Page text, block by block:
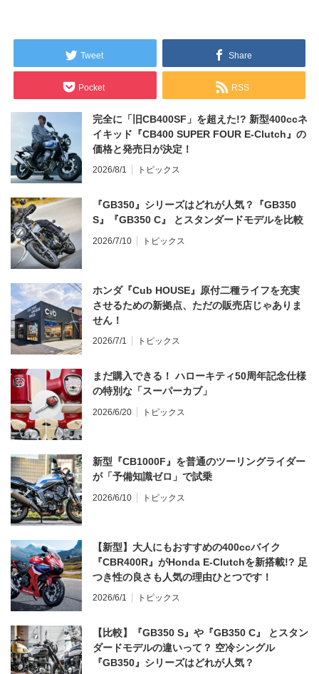
Tweet Share
Pocket RSS
完全に「旧CB400SF」を超えた!? 新型400ccネ
イキッド『CB400 SUPER FOUR E-Clutch』の
価格と発売日が決定！
2026/8/1 トピックス
『GB350』シリーズはどれが人気？『GB350
S』『GB350 C』 とスタンダードモデルを比較
2026/7/10 トピックス
ホンダ『Cub HOUSE』原付二種ライフを充実
させるための新拠点、ただの販売店じゃありま
せん！
2026/7/1 トピックス
まだ購入できる！ ハローキティ50周年記念仕様
の特別な「スーパーカブ」
2026/6/20 トピックス
新型『CB1000F』を普通のツーリングライダー
が「予備知識ゼロ」で試乗
2026/6/10 トピックス
【新型】大人にもおすすめの400ccバイク
『CBR400R』がHonda E-Clutchを新搭載!? 足
つき性の良さも人気の理由ひとつです！
2026/6/1 トピックス
【比較】『GB350 S』や『GB350 C』 とスタン
ダードモデルの違いって？ 空冷シングル
『GB350』シリーズはどれが人気？